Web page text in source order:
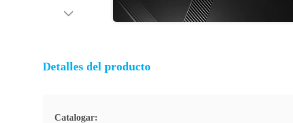
Detalles del producto
Catalogar: